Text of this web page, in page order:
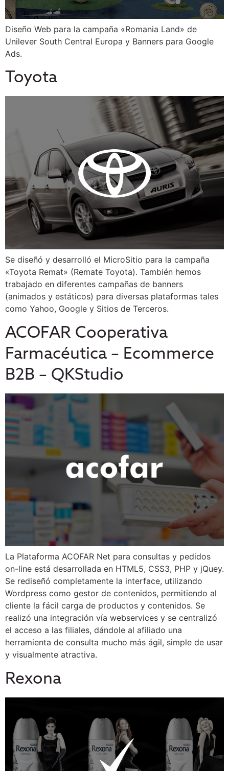
Diseño Web para la campaña «Romania Land» de
Unilever South Central Europa y Banners para Google
Ads.
Toyota
Se diseñó y desarrolló el MicroSitio para la campaña
«Toyota Remat» (Remate Toyota). También hemos
trabajado en diferentes campañas de banners
(animados y estáticos) para diversas plataformas tales
como Yahoo, Google y Sitios de Terceros.
ACOFAR Cooperativa
Farmacéutica – Ecommerce
B2B – QKStudio
La Plataforma ACOFAR Net para consultas y pedidos
on-line está desarrollada en HTML5, CSS3, PHP y jQuey.
Se rediseñó completamente la interface, utilizando
Wordpress como gestor de contenidos, permitiendo al
cliente la fácil carga de productos y contenidos. Se
realizó una integración vía webservices y se centralizó
el acceso a las filiales, dándole al afiliado una
herramienta de consulta mucho más ágil, simple de usar
y visualmente atractiva.
Rexona